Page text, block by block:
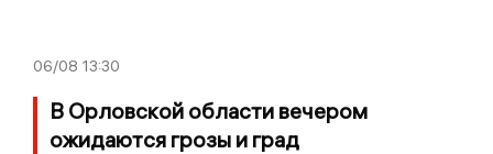
06/08 13:30
В Орловской области вечером
ожидаются грозы и град